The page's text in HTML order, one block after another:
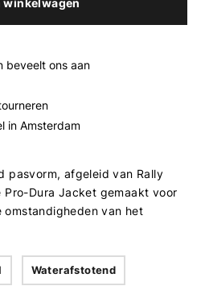
winkelwagen
beveelt ons aan
in Amsterdam
pasvorm, afgeleid van Rally
Pro-Dura Jacket gemaakt voor
omstandigheden van het
Waterafstotend